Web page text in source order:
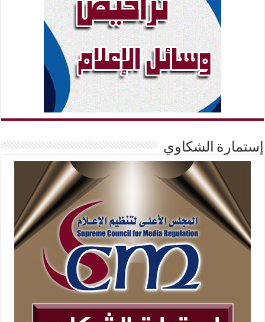
إستمارة الشكاوي